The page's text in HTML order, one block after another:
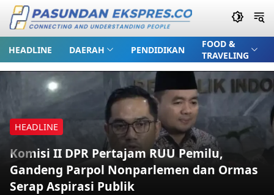
HEADLINE DAERAH PENDIDIKAN
FOOD &
TRAVELING
HEADLINE
Komisi II DPR Pertajam RUU Pemilu,
Gandeng Parpol Nonparlemen dan Ormas
Serap Aspirasi Publik
Previous